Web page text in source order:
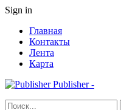
Sign in
Главная
Контакты
Лента
Карта
Publisher -